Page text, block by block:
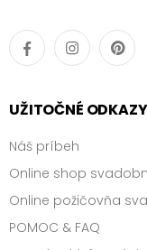
UŽITOČNÉ ODKAZY
Náš príbeh
Online shop
Online požičovňa
POMOC & FAQ